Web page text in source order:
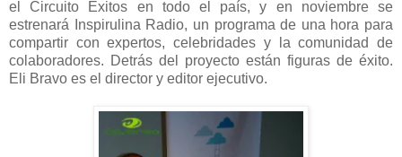
el Circuito Éxitos en todo el país, y en noviembre se
estrenará Inspirulina Radio, un programa de una hora para
compartir con expertos, celebridades y la comunidad de
colaboradores. Detrás del proyecto están figuras de éxito.
Eli Bravo es el director y editor ejecutivo.